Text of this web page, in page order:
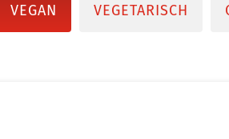
VEGAN VEGETARISCH